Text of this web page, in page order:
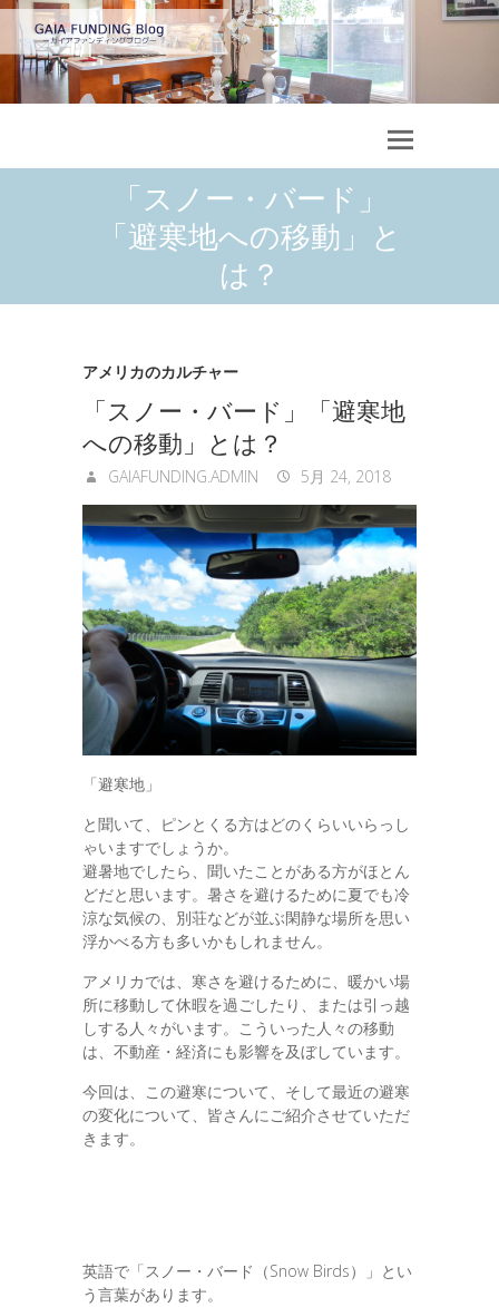
「スノー・バード」
「避寒地への移動」と
は？
アメリカのカルチャー
「スノー・バード」「避寒地
への移動」とは？
GAIAFUNDING.ADMIN 5月 24, 2018
「避寒地」
と聞いて、ピンとくる方はどのくらいいらっし
ゃいますでしょうか。
避暑地でしたら、聞いたことがある方がほとん
どだと思います。暑さを避けるために夏でも冷
涼な気候の、別荘などが並ぶ閑静な場所を思い
浮かべる方も多いかもしれません。
アメリカでは、寒さを避けるために、暖かい場
所に移動して休暇を過ごしたり、または引っ越
しする人々がいます。こういった人々の移動
は、不動産・経済にも影響を及ぼしています。
今回は、この避寒について、そして最近の避寒
の変化について、皆さんにご紹介させていただ
きます。
英語で「スノー・バード（Snow Birds）」とい
う言葉があります。